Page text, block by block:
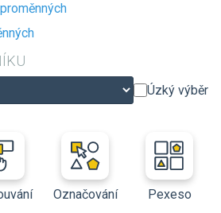
Úzký výběr
Označování Pexeso